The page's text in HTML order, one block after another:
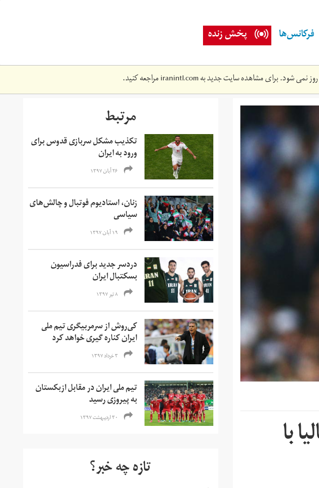
فرکانس‌ها پخش زنده
نمی شود. برای مشاهده سایت جدید بهiranintl.comمراجعه کنید.
با
مرتبط
تکذیب مشکل سربازی قدوس برای
ورود به ایران
۲۶ آبان ۱۳۹۷
زنان، استادیوم فوتبال و چالش‌های
سیاسی
۱۹ آبان ۱۳۹۷
دردسر جدید برای فدراسیون
بسکتبال ایران
۸ تیر ۱۳۹۷
کی‌روش از سرمربیگری تیم ملی
ایران کناره گیری خواهد کرد
۳ خرداد ۱۳۹۷
تیم ملی ایران در مقابل ازبکستان
به پیروزی رسید
۳۰ اردیبهشت ۱۳۹۷
تازه چه خبر؟